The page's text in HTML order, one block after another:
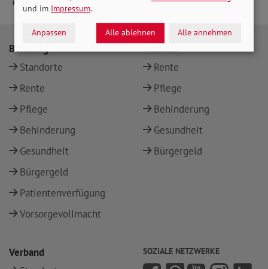
Beratung
Standorte
Rente
Pflege
Behinderung
Gesundheit
Bürgergeld
Patientenverfügung
Vorsorgevollmacht
Themen
Rente
Pflege
Behinderung
Gesundheit
Bürgergeld
Verband
SOZIALE NETZWERKE
und im Impressum.
Anpassen Alle ablehnen Alle annehmen